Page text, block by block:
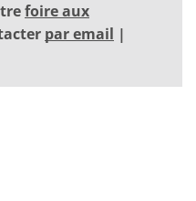
foire aux
par email |